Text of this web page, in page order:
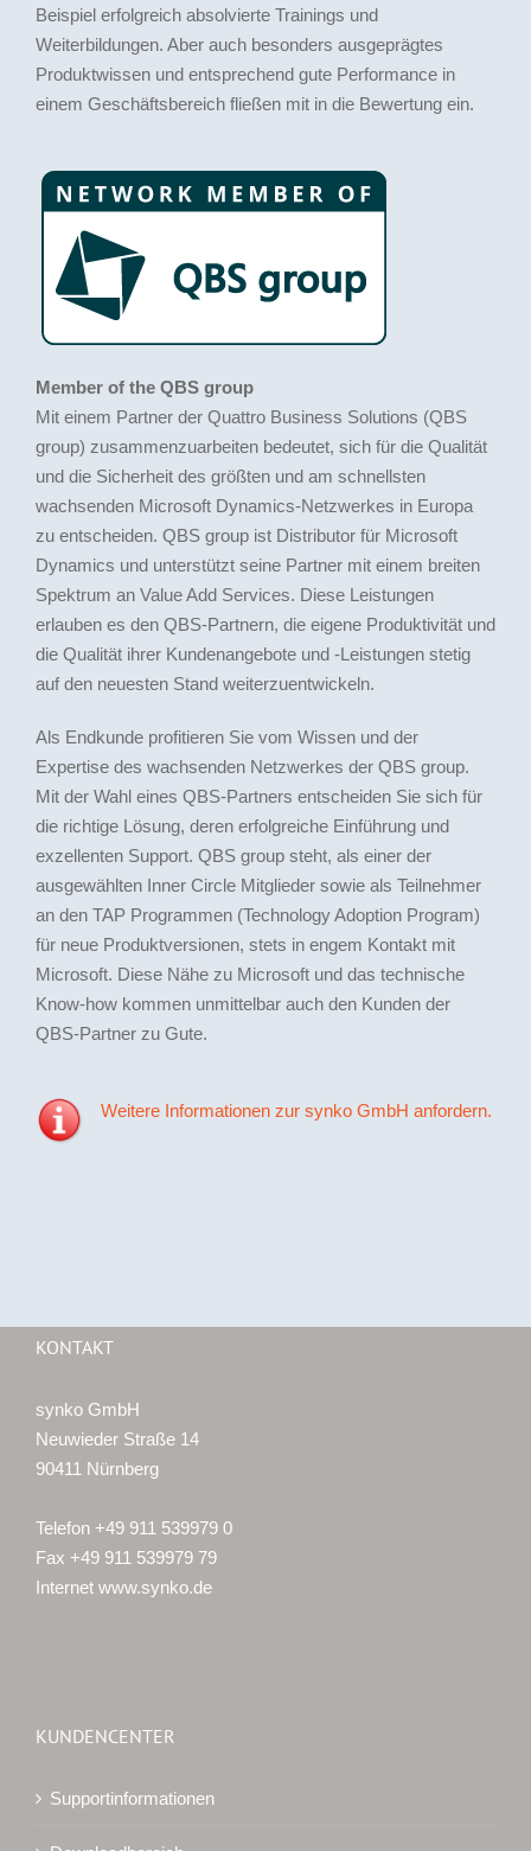
Beispiel erfolgreich absolvierte Trainings und
Weiterbildungen. Aber auch besonders ausgeprägtes
Produktwissen und entsprechend gute Performance in
einem Geschäftsbereich fließen mit in die Bewertung ein.
Member of the QBS group
Mit einem Partner der Quattro Business Solutions (QBS
group) zusammenzuarbeiten bedeutet, sich für die Qualität
und die Sicherheit des größten und am schnellsten
wachsenden Microsoft Dynamics-Netzwerkes in Europa
zu entscheiden. QBS group ist Distributor für Microsoft
Dynamics und unterstützt seine Partner mit einem breiten
Spektrum an Value Add Services. Diese Leistungen
erlauben es den QBS-Partnern, die eigene Produktivität und
die Qualität ihrer Kundenangebote und -Leistungen stetig
auf den neuesten Stand weiterzuentwickeln.
Als Endkunde profitieren Sie vom Wissen und der
Expertise des wachsenden Netzwerkes der QBS group.
Mit der Wahl eines QBS-Partners entscheiden Sie sich für
die richtige Lösung, deren erfolgreiche Einführung und
exzellenten Support. QBS group steht, als einer der
ausgewählten Inner Circle Mitglieder sowie als Teilnehmer
an den TAP Programmen (Technology Adoption Program)
für neue Produktversionen, stets in engem Kontakt mit
Microsoft. Diese Nähe zu Microsoft und das technische
Know-how kommen unmittelbar auch den Kunden der
QBS-Partner zu Gute.
Weitere Informationen zur synko GmbH anfordern.
KONTAKT
synko GmbH
Neuwieder Straße 14
90411 Nürnberg
Telefon +49 911 539979 0
Fax +49 911 539979 79
Internet www.synko.de
KUNDENCENTER
Supportinformationen